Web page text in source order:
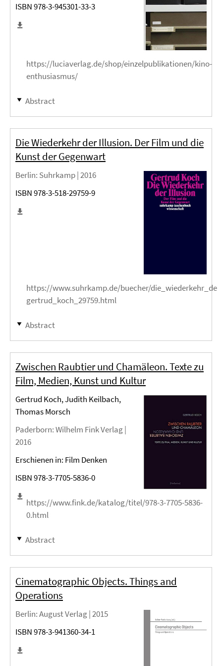
ISBN 978-3-945301-33-3
https://luciaverlag.de/shop/einzelpublikationen/kino-
enthusiasmus/
Abstract
Die Wiederkehr der Illusion. Der Film und die
Kunst der Gegenwart
Berlin: Suhrkamp |2016
ISBN 978-3-518-29759-9
https://www.suhrkamp.de/buecher/
gertrud_koch_29759.html
Abstract
Zwischen Raubtier und Chamäleon. Texte zu
Film, Medien, Kunst und Kultur
Gertrud Koch, Judith Keilbach,
Thomas Morsch
Paderborn: Wilhelm Fink Verlag |
2016
Erschienen in: Film Denken
ISBN 978-3-7705-5836-0
https://www.fink.de/katalog/titel/978-3-7705-5836-
0.html
Abstract
Cinematographic Objects. Things and
Operations
Berlin: August Verlag |2015
ISBN 978-3-941360-34-1